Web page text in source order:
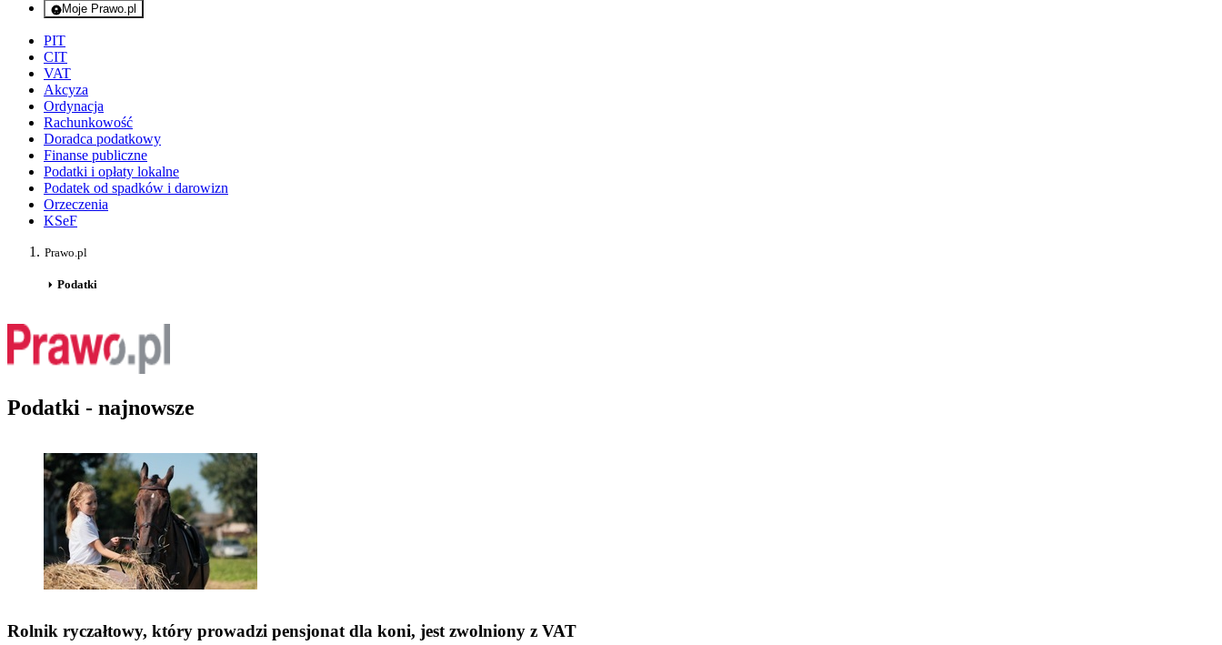
Moje Prawo.pl
- rejestracja i logowanie do serwisu
PIT
CIT
VAT
Akcyza
Ordynacja
Rachunkowość
Doradca podatkowy
Finanse publiczne
Podatki i opłaty lokalne
Podatek od spadków i darowizn
Orzeczenia
KSeF
Prawo.pl
Podatki
Podatki - najnowsze
Rolnik ryczałtowy, który prowadzi pensjonat dla koni, jest zwolniony z VAT